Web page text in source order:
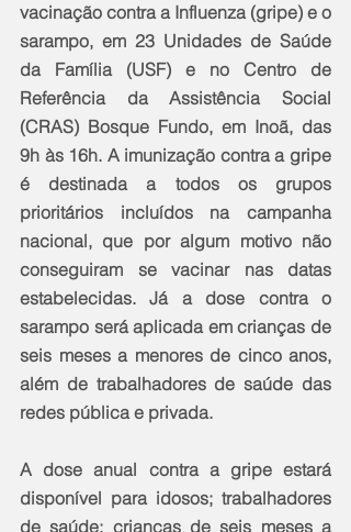
vacinação contra a Influenza (gripe) e o
sarampo, em 23 Unidades de Saúde
da Família (USF) e no Centro de
Referência da Assistência Social
(CRAS) Bosque Fundo, em Inoã, das
9h às 16h. A imunização contra a gripe
é destinada a todos os grupos
prioritários incluídos na campanha
nacional, que por algum motivo não
conseguiram se vacinar nas datas
estabelecidas. Já a dose contra o
sarampo será aplicada em crianças de
seis meses a menores de cinco anos,
além de trabalhadores de saúde das
redes pública e privada.
A dose anual contra a gripe estará
disponível para idosos; trabalhadores
de saúde; crianças de seis meses a